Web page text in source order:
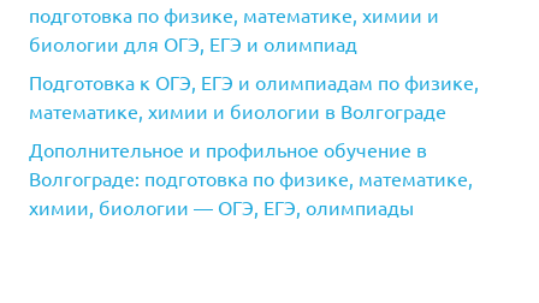
подготовка по физике, математике, химии и
биологии для ОГЭ, ЕГЭ и олимпиад
Подготовка к ОГЭ, ЕГЭ и олимпиадам по физике,
математике, химии и биологии в Волгограде
Дополнительное и профильное обучение в
Волгограде: подготовка по физике, математике,
химии, биологии — ОГЭ, ЕГЭ, олимпиады